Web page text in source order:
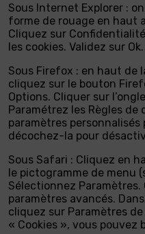
Sous Internet Explorer :
forme de rouage en haut
Cliquez sur
les cookies. Validez sur Ok.
Sous Firefox : en haut de
cliquez sur le bouton
Options. Cliquer sur
Paramétrez les Règles
paramètres personnalisés
décochez-la pour
Sous Safari : Cliquez en
le pictogramme de menu
Sélectionnez
paramètres avancés.
cliquez sur Paramètres
« Cookies », vous pouvez